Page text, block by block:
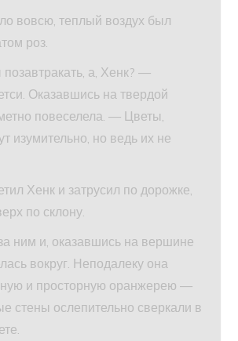
вовсю, теплый воздух был
роз.
а, Хенк? —
Оказавшись на твердой
повеселела. — Цветы,
изумительно, но ведь их не
Хенк и затрусил по дорожке,
по склону.
ним и, оказавшись на вершине
вокруг. Неподалеку она
и просторную оранжерею —
стены ослепительно сверкали в